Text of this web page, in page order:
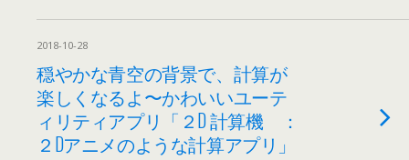
2018-10-28
穏やかな青空の背景で、計算が
楽しくなるよ〜かわいいユーテ
ィリティアプリ「２D 計算機 ：
２Dアニメのような計算アプリ」